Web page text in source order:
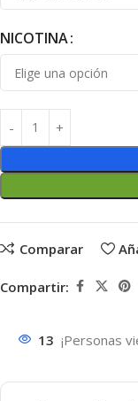
NICOTINA
Comparar
Compartir:
13 ¡Personas